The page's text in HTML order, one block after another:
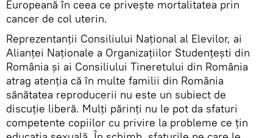
Europeană în ceea ce privește mortalitatea prin
cancer de col uterin.
Reprezentanții Consiliului Național al Elevilor, ai
Alianţei Naţionale a Organizaţiilor Studenţeşti din
România şi ai Consiliului Tineretului din România
atrag atenția că în multe familii din România
sănătatea reproducerii nu este un subiect de
discuție liberă. Mulți părinți nu le pot da sfaturi
competente copiilor cu privire la probleme ce țin